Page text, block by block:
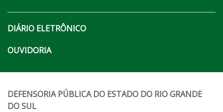
DIÁRIO ELETRÔNICO
OUVIDORIA
DEFENSORIA PÚBLICA DO ESTADO DO RIO GRANDE
DO SUL